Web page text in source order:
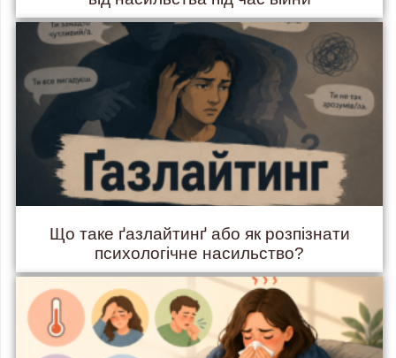
Що таке ґазлайтинґ або як розпізнати
психологічне насильство?